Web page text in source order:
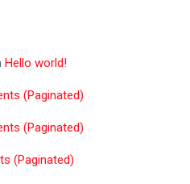
Hello world!
(Paginated)
(Paginated)
(Paginated)